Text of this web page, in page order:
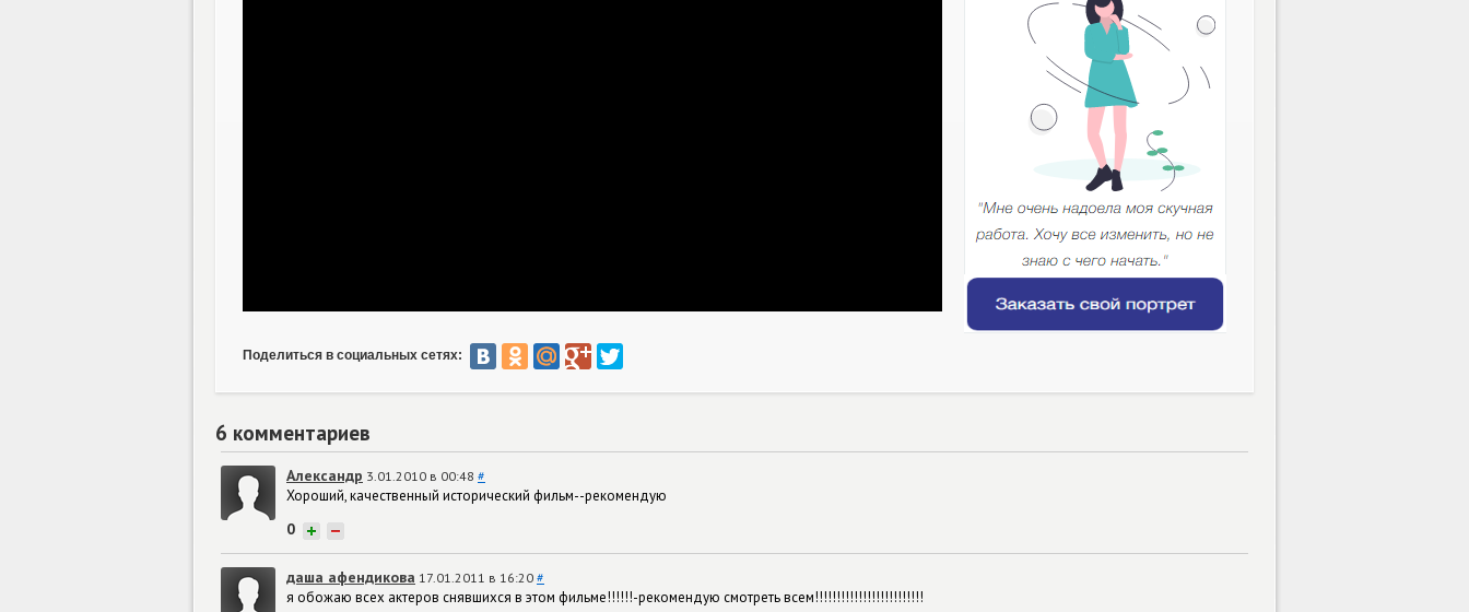
Поделиться в социальных сетях:
6 комментариев
Александр 3.01.2010 в 00:48 #
Хороший, качественный исторический фильм--рекомендую
0 + −
даша афендикова 17.01.2011 в 16:20 #
я обожаю всех актеров снявшихся в этом фильме!!!!!!-рекомендую смотреть всем!!!!!!!!!!!!!!!!!!!!!!!!!